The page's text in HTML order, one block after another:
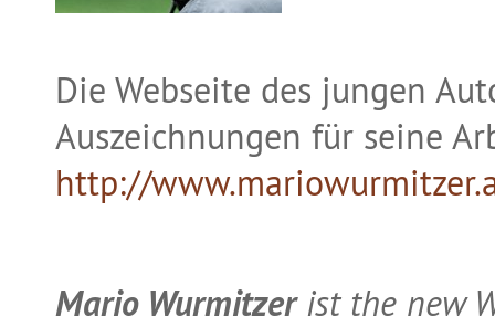
Die Webseite des jungen
Auszeichnungen für seine
http://
Mario Wurmitzerist the new